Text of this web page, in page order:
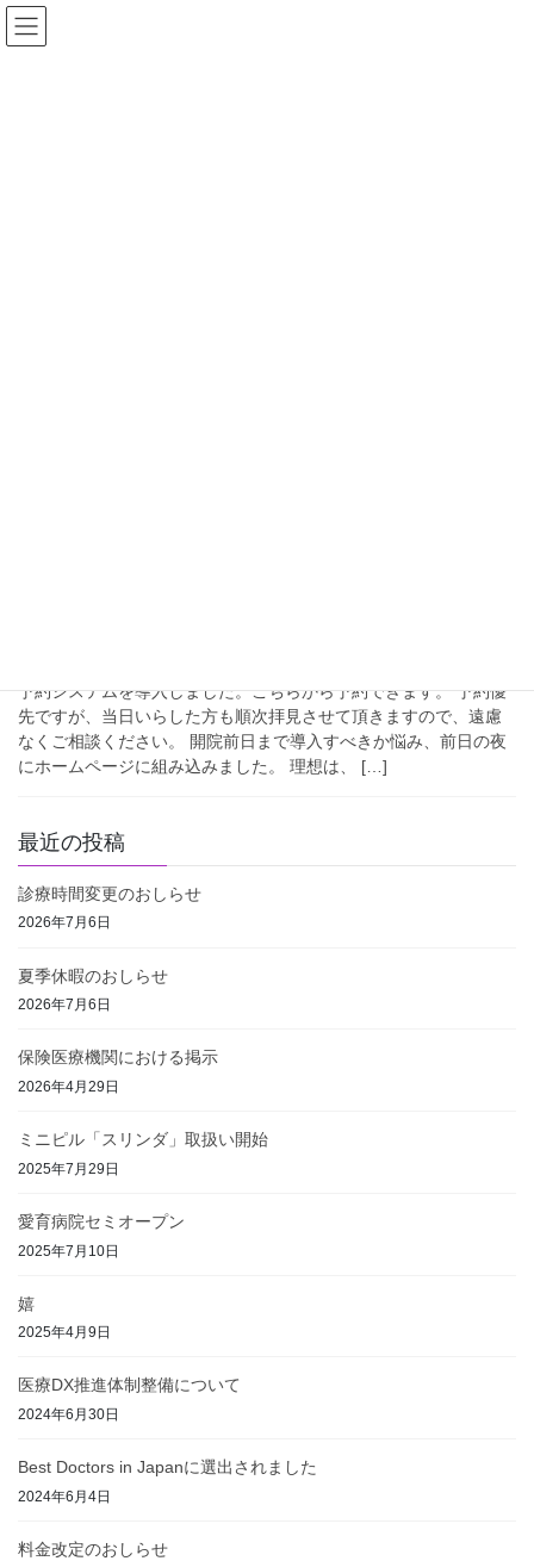
予約システムを導入しました。こちらから予約できます。 予約優
先ですが、当日いらした方も順次拝見させて頂きますので、遠慮
なくご相談ください。 開院前日まで導入すべきか悩み、前日の夜
にホームページに組み込みました。 理想は、 […]
最近の投稿
診療時間変更のおしらせ
2026年7月6日
夏季休暇のおしらせ
2026年7月6日
保険医療機関における掲示
2026年4月29日
ミニピル「スリンダ」取扱い開始
2025年7月29日
愛育病院セミオープン
2025年7月10日
嬉
2025年4月9日
医療DX推進体制整備について
2024年6月30日
Best Doctors in Japanに選出されました
2024年6月4日
料金改定のおしらせ